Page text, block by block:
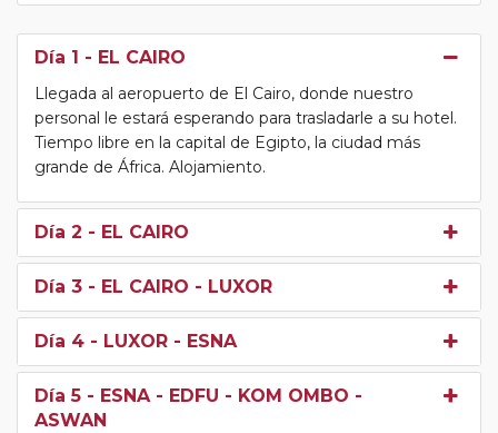
Día 1 - EL CAIRO
Llegada al aeropuerto de El Cairo, donde nuestro
personal le estará esperando para trasladarle a su hotel.
Tiempo libre en la capital de Egipto, la ciudad más
grande de África. Alojamiento.
Día 2 - EL CAIRO
Día 3 - EL CAIRO - LUXOR
Día 4 - LUXOR - ESNA
Día 5 - ESNA - EDFU - KOM OMBO -
ASWAN